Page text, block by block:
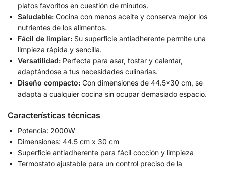
platos favoritos en cuestión de minutos.
Saludable: Cocina con menos aceite y conserva mejor los
nutrientes de los alimentos.
Fácil de limpiar: Su superficie antiadherente permite una
limpieza rápida y sencilla.
Versatilidad: Perfecta para asar, tostar y calentar,
adaptándose a tus necesidades culinarias.
Diseño compacto: Con dimensiones de 44.5×30 cm, se
adapta a cualquier cocina sin ocupar demasiado espacio.
Características técnicas
Potencia: 2000W
Dimensiones: 44.5 cm x 30 cm
Superficie antiadherente para fácil cocción y limpieza
Termostato ajustable para un control preciso de la